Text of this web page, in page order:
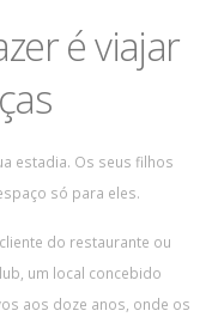
é viajar
estadia. Os seus filhos
só para eles.
do restaurante ou
um local concebido
aos doze anos, onde os